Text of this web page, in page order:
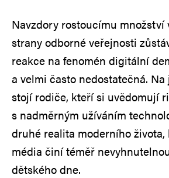
Navzdory rostoucímu množství
strany odborné veřejnosti
reakce na fenomén digitální
a velmi často nedostatečná.
stojí rodiče, kteří si uvědomují
s nadměrným užíváním
druhé realita moderního
média činí téměř
dětského dne.